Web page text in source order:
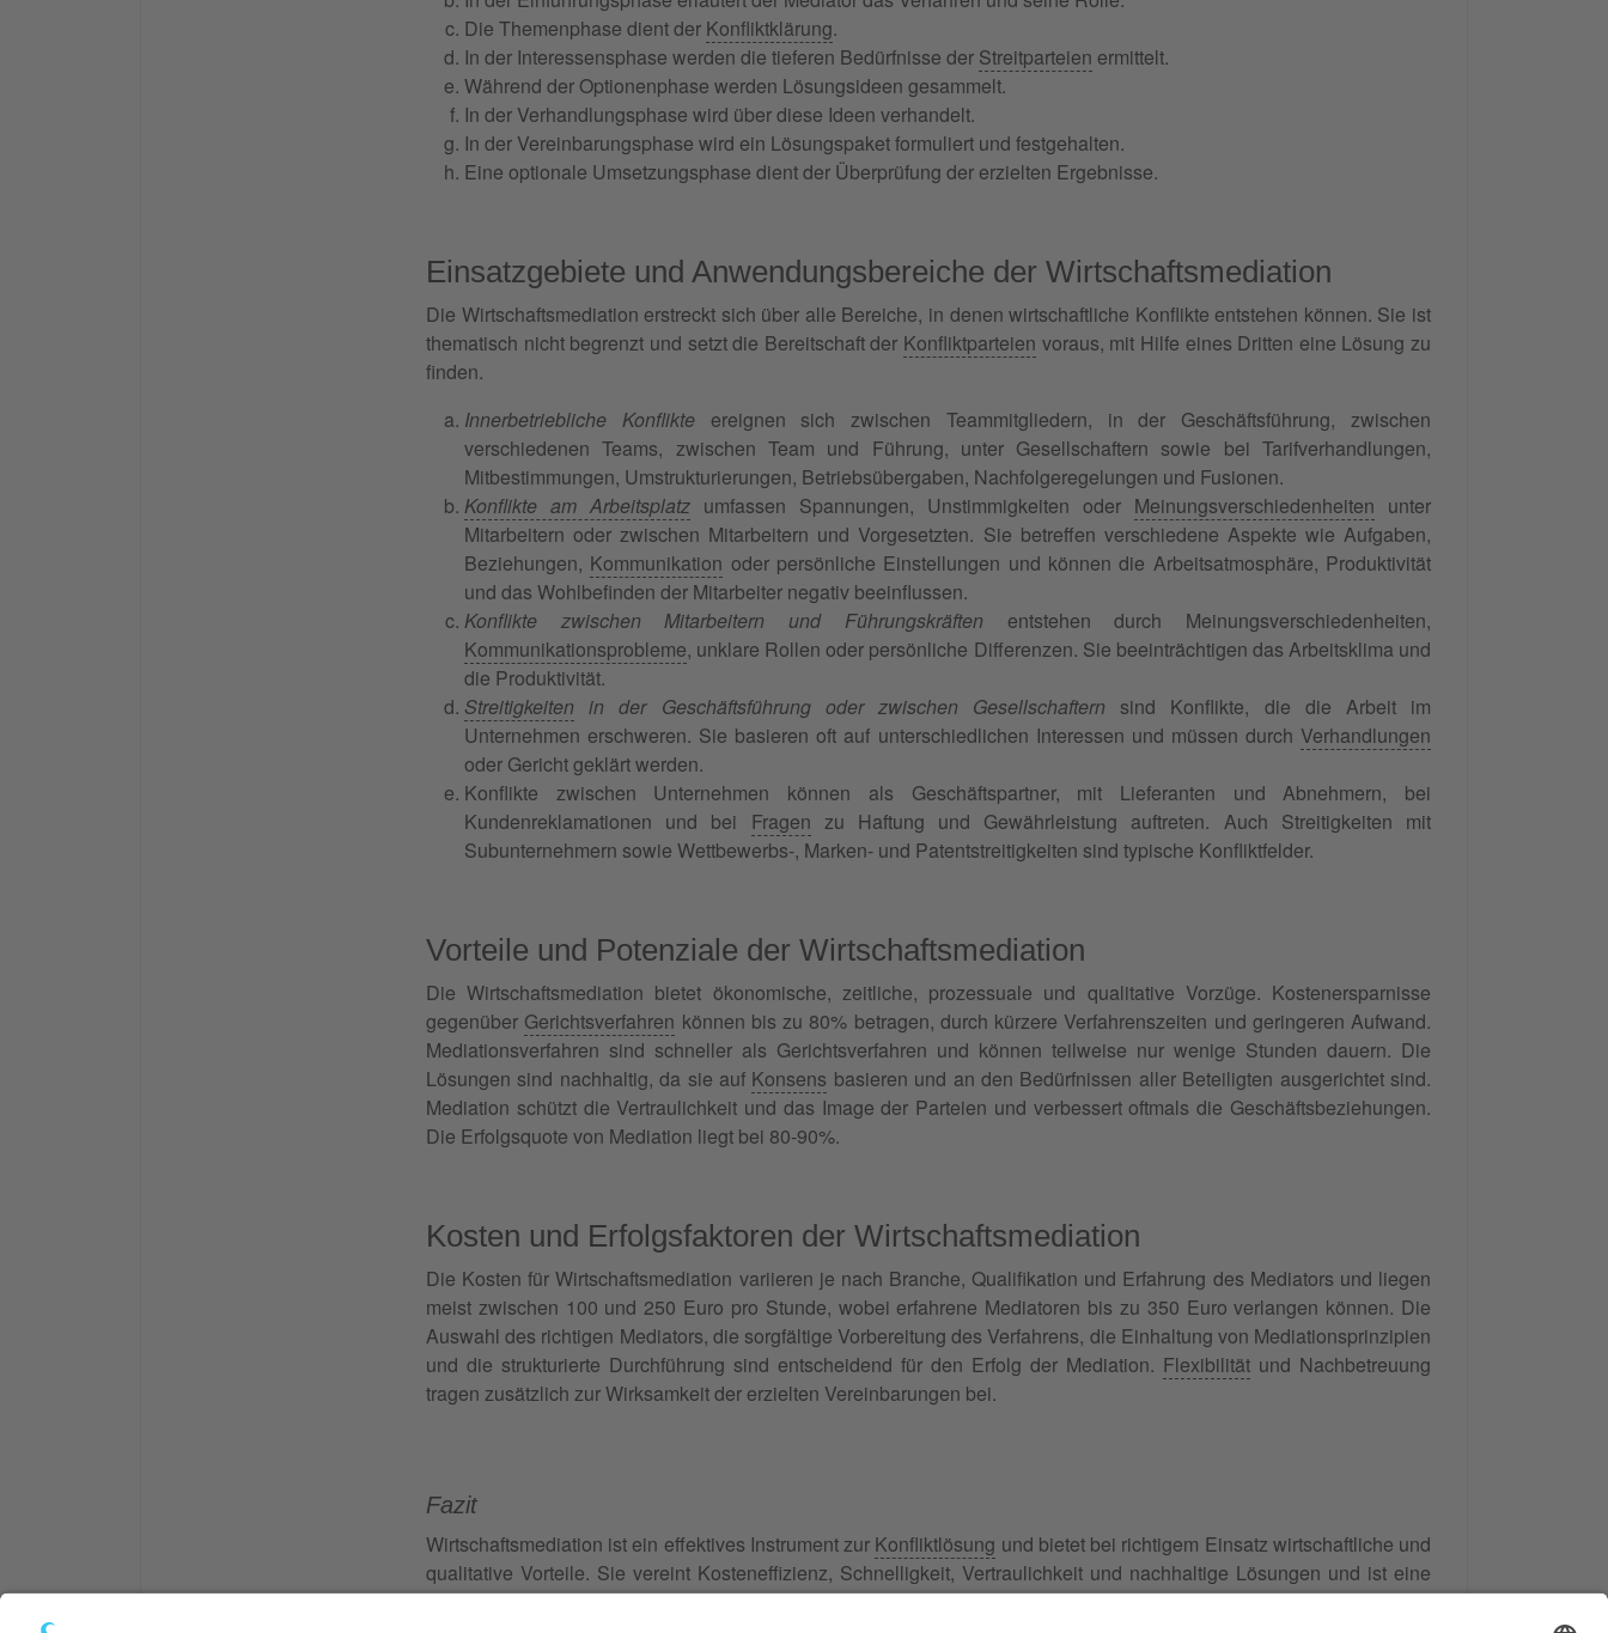
Die Themenphase dient der Konfliktklärung.
In der Interessensphase werden die tieferen Bedürfnisse der Streitparteien ermittelt.
Während der Optionenphase werden Lösungsideen gesammelt.
In der Verhandlungsphase wird über diese Ideen verhandelt.
In der Vereinbarungsphase wird ein Lösungspaket formuliert und festgehalten.
Eine optionale Umsetzungsphase dient der Überprüfung der erzielten Ergebnisse.
Einsatzgebiete und Anwendungsbereiche der Wirtschaftsmediation
Die Wirtschaftsmediation erstreckt sich über alle Bereiche, in denen wirtschaftliche Konflikte entstehen können. Sie ist
thematisch nicht begrenzt und setzt die Bereitschaft der Konfliktparteien voraus, mit Hilfe eines Dritten eine Lösung zu
finden.
Innerbetriebliche Konflikteereignen sich zwischen Teammitgliedern, in der Geschäftsführung, zwischen
verschiedenen Teams, zwischen Team und Führung, unter Gesellschaftern sowie bei Tarifverhandlungen,
Mitbestimmungen, Umstrukturierungen, Betriebsübergaben, Nachfolgeregelungen und Fusionen.
Konflikte am Arbeitsplatz umfassen Spannungen, Unstimmigkeiten oder Meinungsverschiedenheiten unter
Mitarbeitern oder zwischen Mitarbeitern und Vorgesetzten. Sie betreffen verschiedene Aspekte wie Aufgaben,
Beziehungen, Kommunikation oder persönliche Einstellungen und können die Arbeitsatmosphäre, Produktivität
und das Wohlbefinden der Mitarbeiter negativ beeinflussen.
Konflikte zwischen Mitarbeitern und Führungskräften entstehen durch Meinungsverschiedenheiten,
Kommunikationsprobleme, unklare Rollen oder persönliche Differenzen. Sie beeinträchtigen das Arbeitsklima und
die Produktivität.
Streitigkeiten in der Geschäftsführung oder zwischen Gesellschaftern sind Konflikte, die die Arbeit im
Unternehmen erschweren. Sie basieren oft auf unterschiedlichen Interessen und müssen durch Verhandlungen
oder Gericht geklärt werden.
Konflikte zwischen Unternehmen können als Geschäftspartner, mit Lieferanten und Abnehmern, bei
Kundenreklamationen und bei Fragen zu Haftung und Gewährleistung auftreten. Auch Streitigkeiten mit
Subunternehmern sowie Wettbewerbs-, Marken- und Patentstreitigkeiten sind typische Konfliktfelder.
Vorteile und Potenziale der Wirtschaftsmediation
Die Wirtschaftsmediation bietet ökonomische, zeitliche, prozessuale und qualitative Vorzüge. Kostenersparnisse
gegenüber Gerichtsverfahren können bis zu 80% betragen, durch kürzere Verfahrenszeiten und geringeren Aufwand.
Mediationsverfahren sind schneller als Gerichtsverfahren und können teilweise nur wenige Stunden dauern. Die
Lösungen sind nachhaltig, da sie auf Konsens basieren und an den Bedürfnissen aller Beteiligten ausgerichtet sind.
Mediation schützt die Vertraulichkeit und das Image der Parteien und verbessert oftmals die Geschäftsbeziehungen.
Die Erfolgsquote von Mediation liegt bei 80-90%.
Kosten und Erfolgsfaktoren der Wirtschaftsmediation
Die Kosten für Wirtschaftsmediation variieren je nach Branche, Qualifikation und Erfahrung des Mediators und liegen
meist zwischen 100 und 250 Euro pro Stunde, wobei erfahrene Mediatoren bis zu 350 Euro verlangen können. Die
Auswahl des richtigen Mediators, die sorgfältige Vorbereitung des Verfahrens, die Einhaltung von Mediationsprinzipien
und die strukturierte Durchführung sind entscheidend für den Erfolg der Mediation. Flexibilität und Nachbetreuung
tragen zusätzlich zur Wirksamkeit der erzielten Vereinbarungen bei.
Fazit
Wirtschaftsmediation ist ein effektives Instrument zur Konfliktlösung und bietet bei richtigem Einsatz wirtschaftliche und
qualitative Vorteile. Sie vereint Kosteneffizienz, Schnelligkeit, Vertraulichkeit und nachhaltige Lösungen und ist eine
wertvolle Alternative zu traditionellen Verfahren im Unternehmensbereich. Siehe auchhttps://www.streitvermittler-